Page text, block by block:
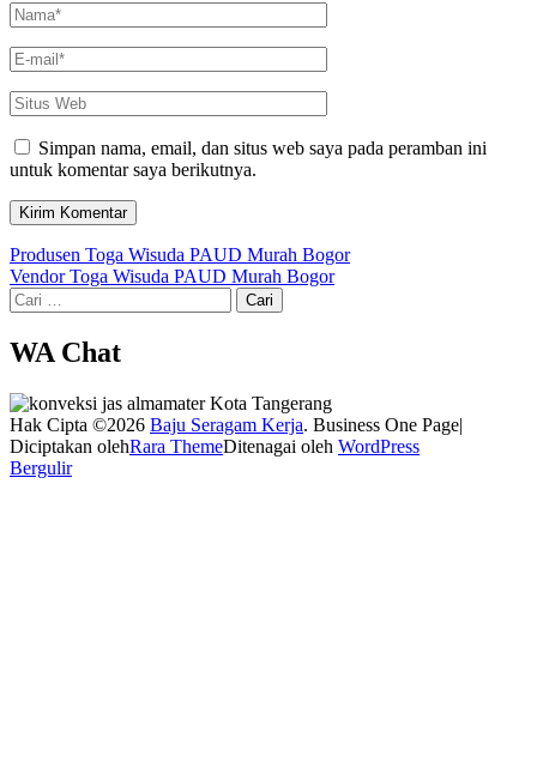
Name*
Email*
Situs
Web
Simpan nama, email, dan situs web saya pada peramban ini
untuk komentar saya berikutnya.
Navigasi
pos
Produsen Toga Wisuda PAUD Murah Bogor
Vendor Toga Wisuda PAUD Murah Bogor
Cari
untuk:
WA Chat
Hak Cipta ©2026 Baju Seragam Kerja. Business One Page|
Diciptakan olehRara ThemeDitenagai oleh WordPress
Bergulir